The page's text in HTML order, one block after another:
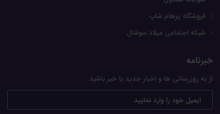
فروشگاه پرهام شاپ
شبکه اجتماعی میلاد سوشال
خبرنامه
از به روزرسانی ها و اخبار جدید با خبر باشید